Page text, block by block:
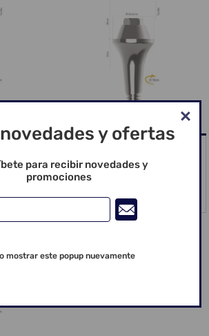
x 3.5 MINI CONICO CM 4.8 X 4.5
y ofertas
para recibir novedades y
promociones
mostrar este popup nuevamente